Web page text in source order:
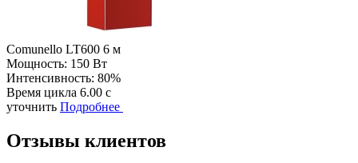
Comunello LT600 6 м
Мощность: 150 Вт
Интенсивность: 80%
Время цикла 6.00 с
уточнить Подробнее
Отзывы клиентов